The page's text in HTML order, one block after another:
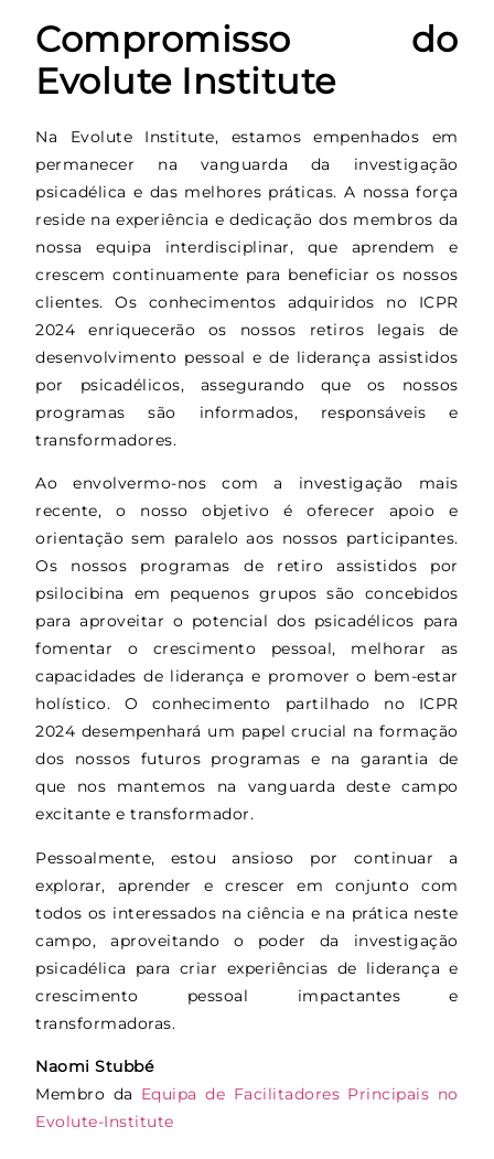
Compromisso do
Evolute Institute
Na Evolute Institute, estamos empenhados em
permanecer na vanguarda da investigação
psicadélica e das melhores práticas. A nossa força
reside na experiência e dedicação dos membros da
nossa equipa interdisciplinar, que aprendem e
crescem continuamente para beneficiar os nossos
clientes. Os conhecimentos adquiridos no ICPR
2024 enriquecerão os nossos retiros legais de
desenvolvimento pessoal e de liderança assistidos
por psicadélicos, assegurando que os nossos
programas são informados, responsáveis e
transformadores.
Ao envolvermo-nos com a investigação mais
recente, o nosso objetivo é oferecer apoio e
orientação sem paralelo aos nossos participantes.
Os nossos programas de retiro assistidos por
psilocibina em pequenos grupos são concebidos
para aproveitar o potencial dos psicadélicos para
fomentar o crescimento pessoal, melhorar as
capacidades de liderança e promover o bem-estar
holístico. O conhecimento partilhado no ICPR
2024 desempenhará um papel crucial na formação
dos nossos futuros programas e na garantia de
que nos mantemos na vanguarda deste campo
excitante e transformador.
Pessoalmente, estou ansioso por continuar a
explorar, aprender e crescer em conjunto com
todos os interessados na ciência e na prática neste
campo, aproveitando o poder da investigação
psicadélica para criar experiências de liderança e
crescimento pessoal impactantes e
transformadoras.
Naomi Stubbé
Membro da Equipa de Facilitadores Principais no
Evolute-Institute